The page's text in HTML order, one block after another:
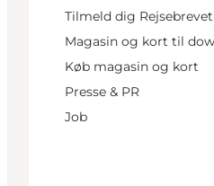
Tilmeld dig Rejsebrevet
Magasin og kort til
Køb magasin og kort
Presse & PR
Job